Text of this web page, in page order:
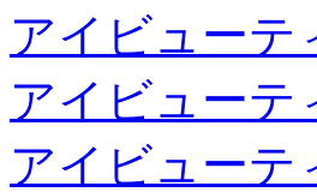
アイビューテ
アイビューテ
アイビューテ